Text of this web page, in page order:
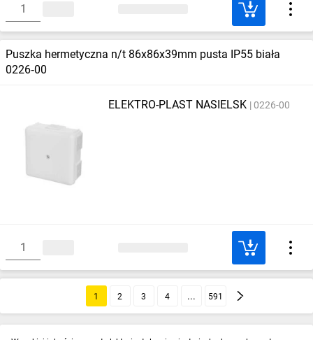
Puszka hermetyczna n/t 86x86x39mm pusta IP55 biała
0226‑00
ELEKTRO-PLAST NASIELSK 0226-00
1 2 3 4 591